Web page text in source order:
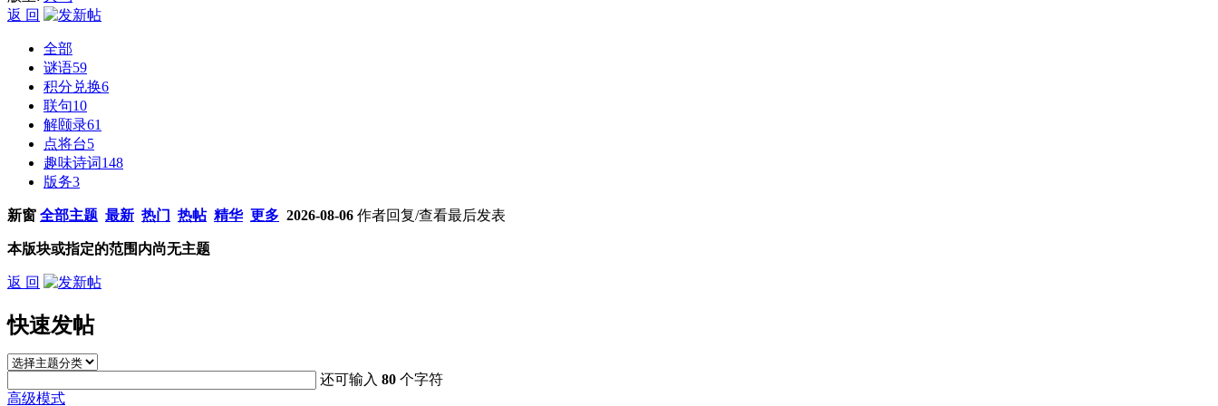
返 回
全部
谜语59
积分兑换6
联句10
解颐录61
点将台5
趣味诗词148
版务3
新窗 全部主题 最新 热门 热帖 精华 更多 2026-08-06 作者回复/查看最后发表
本版块或指定的范围内尚无主题
返 回
快速发帖
还可输入80 个字符
高级模式